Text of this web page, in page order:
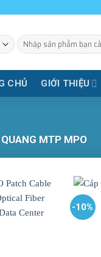
Tìm
kiếm:
CHỦ GIỚI THIỆU
MTP MPO
-10%